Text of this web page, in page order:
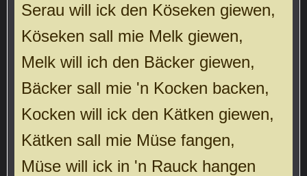
Serau will ick den Köseken giewen,
Köseken sall mie Melk giewen,
Melk will ich den Bäcker giewen,
Bäcker sall mie 'n Kocken backen,
Kocken will ick den Kätken giewen,
Kätken sall mie Müse fangen,
Müse will ick in 'n Rauck hangen